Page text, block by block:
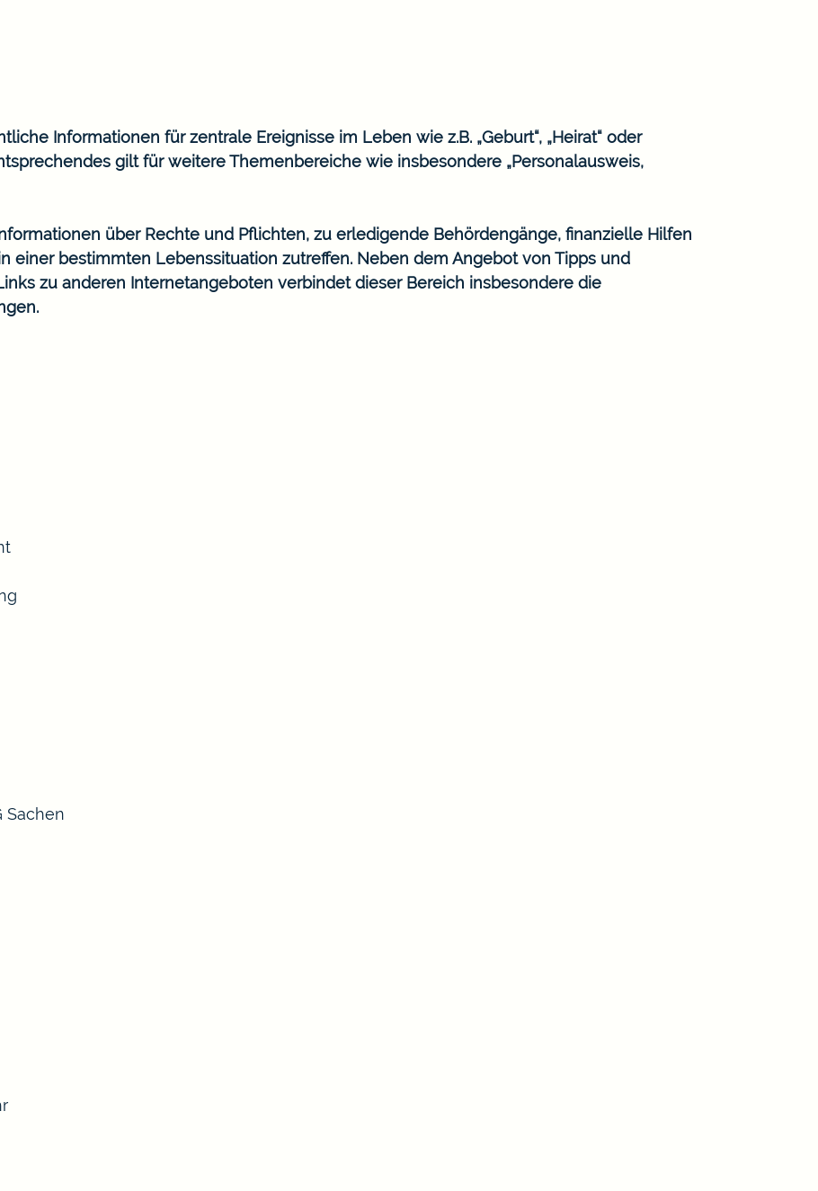
Informationen für zentrale Ereignisse im Leben wie z.B. „Geburt“, „Heirat“ oder
gilt für weitere Themenbereiche wie insbesondere „Personalausweis,
über Rechte und Pflichten, zu erledigende Behördengänge, finanzielle Hilfen
einer bestimmten Lebenssituation zutreffen. Neben dem Angebot von Tipps und
zu anderen Internetangeboten verbindet dieser Bereich insbesondere die
Sachen